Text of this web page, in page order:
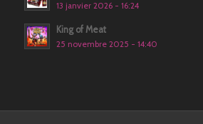
13 janvier 2026 - 16:24
King of Meat
25 novembre 2025 - 14:40